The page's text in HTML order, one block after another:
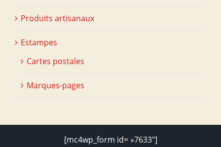
Produits artisanaux
Estampes
Cartes postales
Marques-pages
[mc4wp_form id= »7633″]